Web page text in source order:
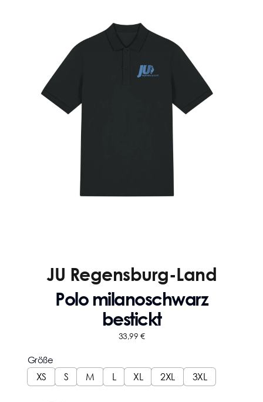
JU Regensburg-Land
Polo milanoschwarz
bestickt
33,99 €
Größe
XS S M L XL 2XL 3XL